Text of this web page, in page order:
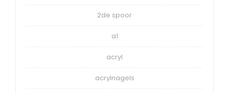
2de spoor
a1
acryl
acrylnagels